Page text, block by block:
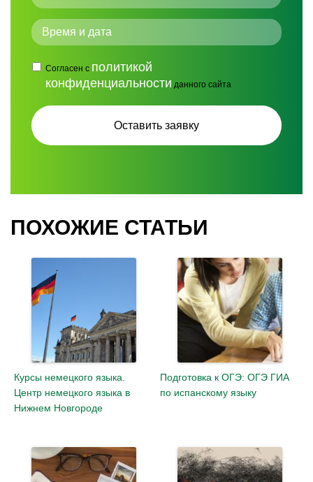
Согласен с политикой
конфиденциальности данного сайта
ПОХОЖИЕ СТАТЬИ
Курсы немецкого языка.
Центр немецкого языка в
Нижнем Новгороде
Подготовка к ОГЭ: ОГЭ ГИА
по испанскому языку